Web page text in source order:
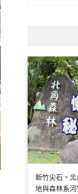
新竹尖石。
地與森林系河